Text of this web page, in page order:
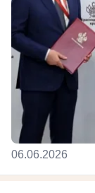
06.06.2026